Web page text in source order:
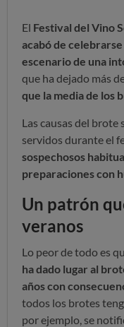
El Festival del Vino
acabó de celebrarse
escenario de una
que ha dejado más
que la media de los
Las causas del brote
servidos durante el
sospechosos
preparaciones con
Un patrón
veranos
Lo peor de todo es
ha dado lugar al
años con
todos los brotes
por ejemplo, se